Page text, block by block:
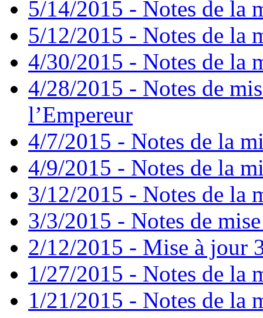
5/14/2015 - Notes de la
5/12/2015 - Notes de la
4/30/2015 - Notes de la
4/28/2015 - Notes de
l’Empereur
4/7/2015 - Notes de la
4/9/2015 - Notes de la
3/12/2015 - Notes de la
3/3/2015 - Notes de
2/12/2015 - Mise à jour
1/27/2015 - Notes de la
1/21/2015 - Notes de la